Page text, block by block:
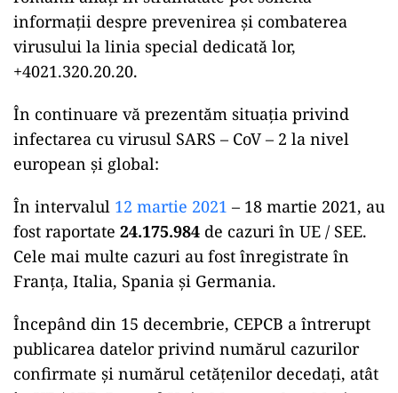
informații despre prevenirea și combaterea
virusului la linia special dedicată lor,
+4021.320.20.20.
În continuare vă prezentăm situația privind
infectarea cu virusul SARS – CoV – 2 la nivel
european și global:
În intervalul 12 martie 2021 – 18 martie 2021, au
fost raportate 24.175.984 de cazuri în UE / SEE.
Cele mai multe cazuri au fost înregistrate în
Franţa, Italia, Spania și Germania.
Începând din 15 decembrie, CEPCB a întrerupt
publicarea datelor privind numărul cazurilor
confirmate și numărul cetățenilor decedați, atât